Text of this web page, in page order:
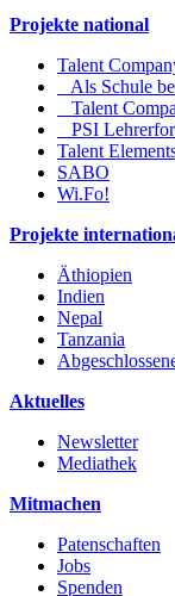
Projekte national
Talent
Als Schule
Talent
PSI
Talent
SABO
Wi.Fo!
Projekte
Äthiopien
Indien
Nepal
Tanzania
Aktuelles
Newsletter
Mediathek
Mitmachen
Patenschaften
Jobs
Spenden